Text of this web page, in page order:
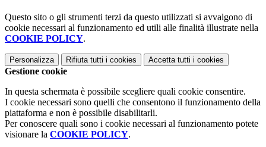
Questo sito o gli strumenti terzi da questo utilizzati si avvalgono di
cookie necessari al funzionamento ed utili alle finalità illustrate nella
COOKIE POLICY.
Personalizza Rifiuta tutti i cookies Accetta tutti i cookies
Gestione cookie
In questa schermata è possibile scegliere quali cookie consentire.
I cookie necessari sono quelli che consentono il funzionamento della
piattaforma e non è possibile disabilitarli.
Per conoscere quali sono i cookie necessari al funzionamento potete
visionare la COOKIE POLICY.